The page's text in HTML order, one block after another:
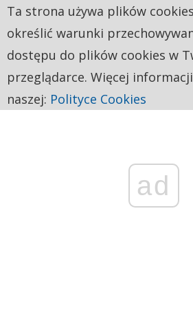
ad
Ta strona używa plików
określić warunki
dostępu do plików cookies w
przeglądarce. Więcej
naszej: Polityce Cookies